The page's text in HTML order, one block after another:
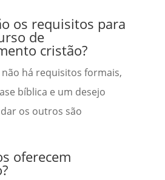
os requisitos para
de
cristão?
há requisitos formais,
bíblica e um desejo
os outros são
oferecem